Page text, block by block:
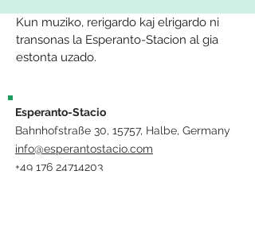
Kun muziko, rerigardo kaj elrigardo ni
transonas la Esperanto-Stacion al gia
estonta uzado.
Esperanto-Stacio
Bahnhofstraße 30, 15757, Halbe, Germany
info@esperantostacio.com
+49 176 24714203